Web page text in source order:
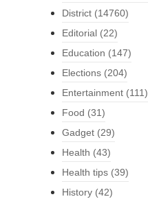
District (14760)
Editorial (22)
Education (147)
Elections (204)
Entertainment (111)
Food (31)
Gadget (29)
Health (43)
Health tips (39)
History (42)